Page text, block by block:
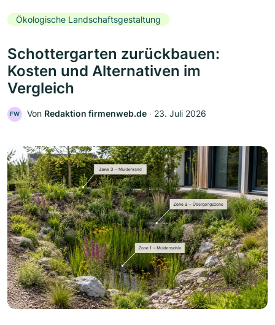
Ökologische Landschaftsgestaltung
Schottergarten zurückbauen:
Kosten und Alternativen im
Vergleich
FW Von Redaktion firmenweb.de ‧ 23. Juli 2026